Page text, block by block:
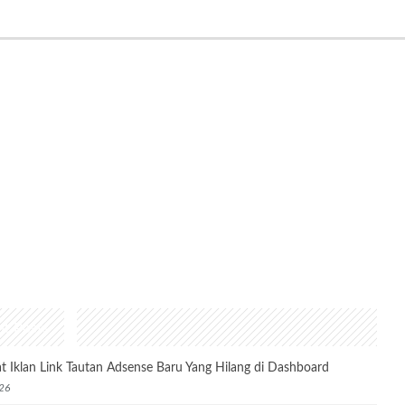
Posts
Iklan Link Tautan Adsense Baru Yang Hilang di Dashboard